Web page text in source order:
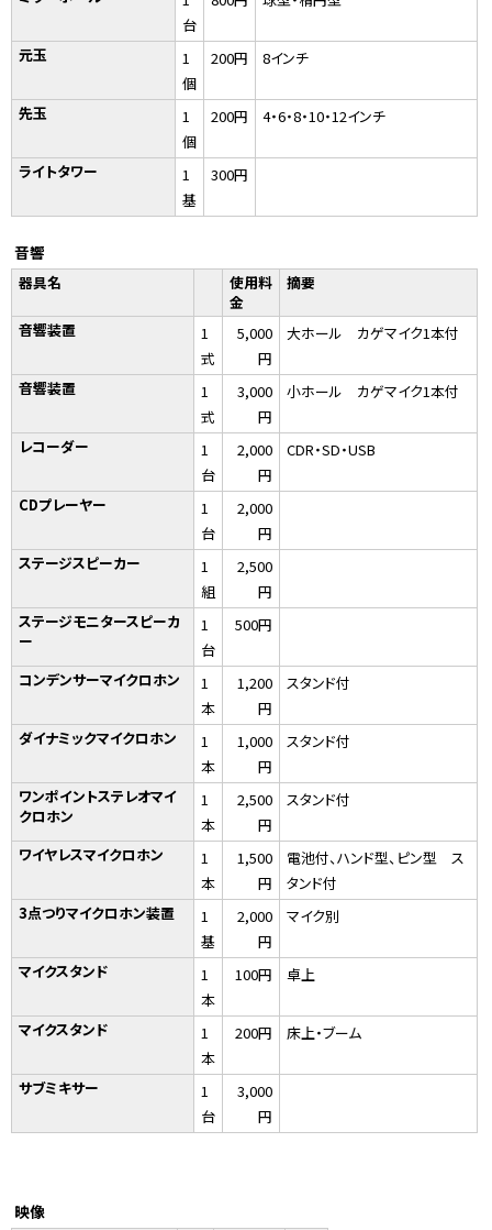
台
元玉
1
個
200円 8インチ
先玉
1
個
200円 4・6・8・10・12インチ
ライトタワー
1
基
300円
音響
器具名
使用料
金
摘要
音響装置
1
式
5,000
円
大ホール カゲマイク1本付
音響装置
1
式
3,000
円
小ホール カゲマイク1本付
レコーダー
1
台
2,000
円
CDR・SD・USB
CDプレーヤー
1
台
2,000
円
ステージスピーカー
1
組
2,500
円
ステージモニタースピーカ
ー
1
台
500円
コンデンサーマイクロホン
1
本
1,200
円
スタンド付
ダイナミックマイクロホン
1
本
1,000
円
スタンド付
ワンポイントステレオマイ
クロホン
1
本
2,500
円
スタンド付
ワイヤレスマイクロホン
1
本
1,500
円
電池付、ハンド型、ピン型 ス
タンド付
3点つりマイクロホン装置
1
基
2,000
円
マイク別
マイクスタンド
1
本
100円 卓上
マイクスタンド
1
本
200円 床上・ブーム
サブミキサー
1
台
3,000
円
映像